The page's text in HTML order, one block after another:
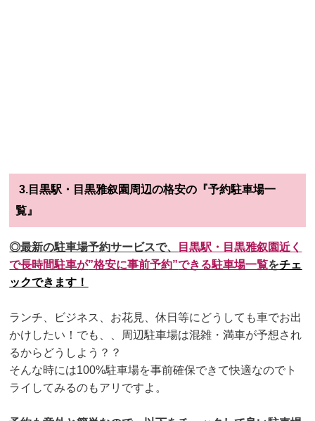
3.目黒駅・目黒雅叙園周辺の格安の『予約駐車場一
覧』
◎最新の駐車場予約サービスで、 目黒駅・目黒雅叙園近く
で長時間駐車が”格安に事前予約”できる駐車場一覧をチェ
ックできます！
ランチ、ビジネス、お花見、休日等にどうしても車でお出
かけしたい！でも、、周辺駐車場は混雑・満車が予想され
るからどうしよう？？
そんな時には100%駐車場を事前確保できて快適なのでト
ライしてみるのもアリですよ。